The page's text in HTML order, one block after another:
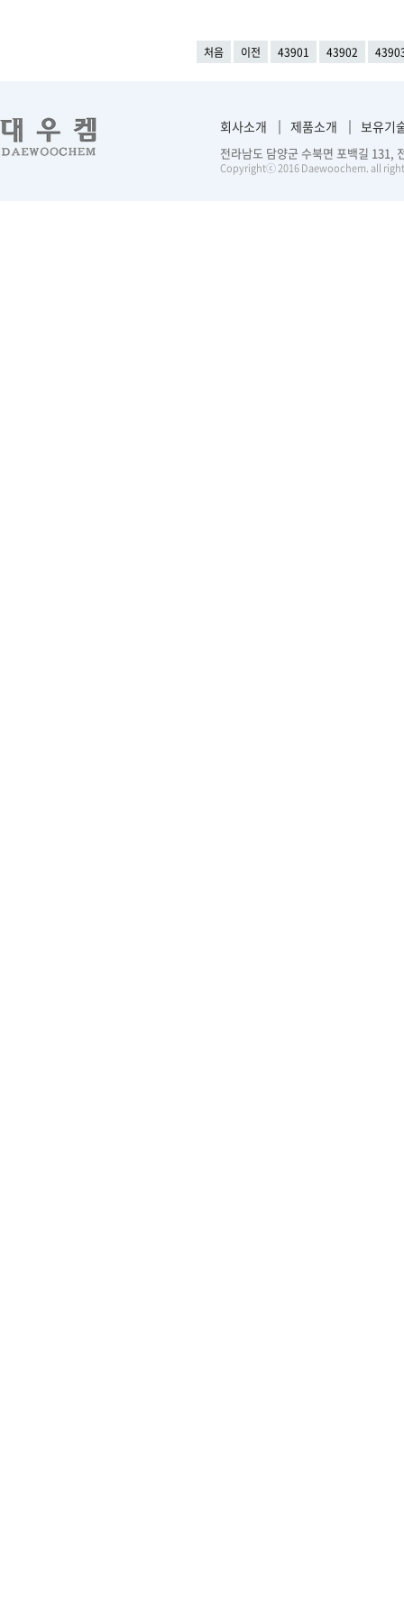
처음 이전 43901 43902
회사소개 제품소개 보유기
전라남도 담양군 수북면 포백길
Copyrightⓒ 2016 Daewoochem. all